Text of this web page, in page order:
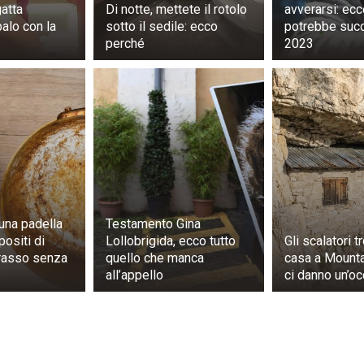
urgentemente alla nave principale per elaborare
immediatamente un segnale alle altre imbarcazioni
nave chiamata EverCargo Voyager. La guardia
esaminarono i reperti, comprese le registrazioni, ma il
di fondamenti formali per perquisire la nave.
oceanografi. Sotto questa copertura, Catherine
dell’imbarcazione sospetta. Mentre ispezionava i
paratie d’acciaio: si udì un bussare sommesso ma
con la
Di notte, mettete il rotolo
sotto il sedile: ecco
perché
avverarsi:
potrebbe
2023
padella
di
senza
Testamento Gina
Lollobrigida, ecco tutto
quello che manca
all’appello
Gli scalatori
casa a
ci danno